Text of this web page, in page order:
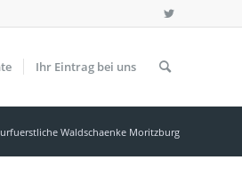
Ihr Eintrag bei uns
Waldschaenke Moritzburg